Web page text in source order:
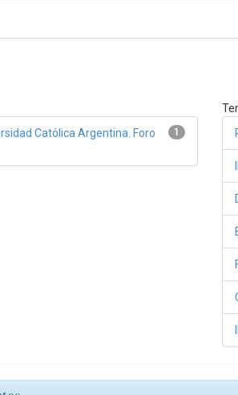
1
Católica Argentina. Foro